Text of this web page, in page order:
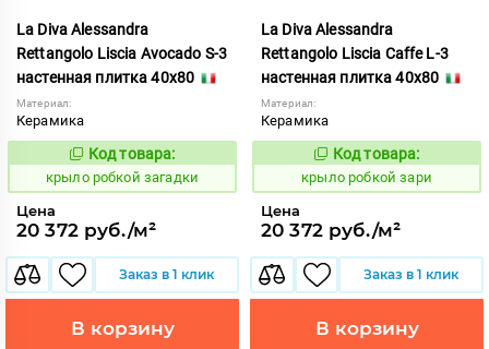
La Diva Alessandra
Rettangolo Liscia Avocado S-3
настенная плитка 40x80
Материал:
Керамика
837902
Код товара:
крыло робкой загадки
Цена
20 372 руб./м²
Заказ в 1 клик
В корзину
La Diva Alessandra
Rettangolo Liscia Caffe L-3
настенная плитка 40x80
Материал:
Керамика
837903
Код товара:
крыло робкой зари
Цена
20 372 руб./м²
Заказ в 1 клик
В корзину